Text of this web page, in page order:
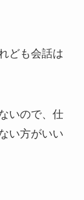
ども会話は
いので、仕
い方がいい